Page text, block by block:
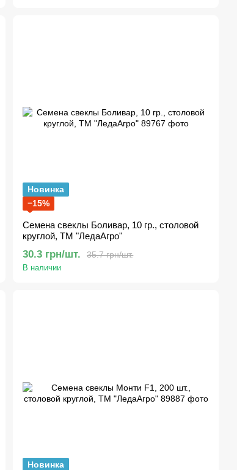
Новинка
−15%
Семена свеклы Боливар, 10 гр., столовой
круглой, ТМ "ЛедаАгро"
35.7 грн/шт.
30.3 грн/шт.
В наличии
Новинка